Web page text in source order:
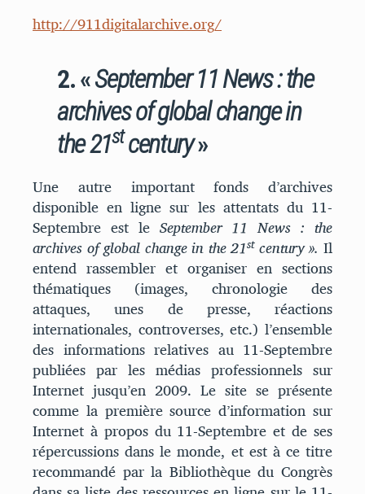
http://911digitalarchive.org/
2. «September 11 News : the
archives of global change in
the 21stcentury»
Une autre important fonds d’archives
disponible en ligne sur les attentats du 11-
Septembre est le September 11 News : the
archives of global change in the 21stcentury ».Il
entend rassembler et organiser en sections
thématiques (images, chronologie des
attaques, unes de presse, réactions
internationales, controverses, etc.) l’ensemble
des informations relatives au 11-Septembre
publiées par les médias professionnels sur
Internet jusqu’en 2009. Le site se présente
comme la première source d’information sur
Internet à propos du 11-Septembre et de ses
répercussions dans le monde, et est à ce titre
recommandé par la Bibliothèque du Congrès